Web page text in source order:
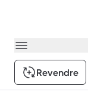
Revendre